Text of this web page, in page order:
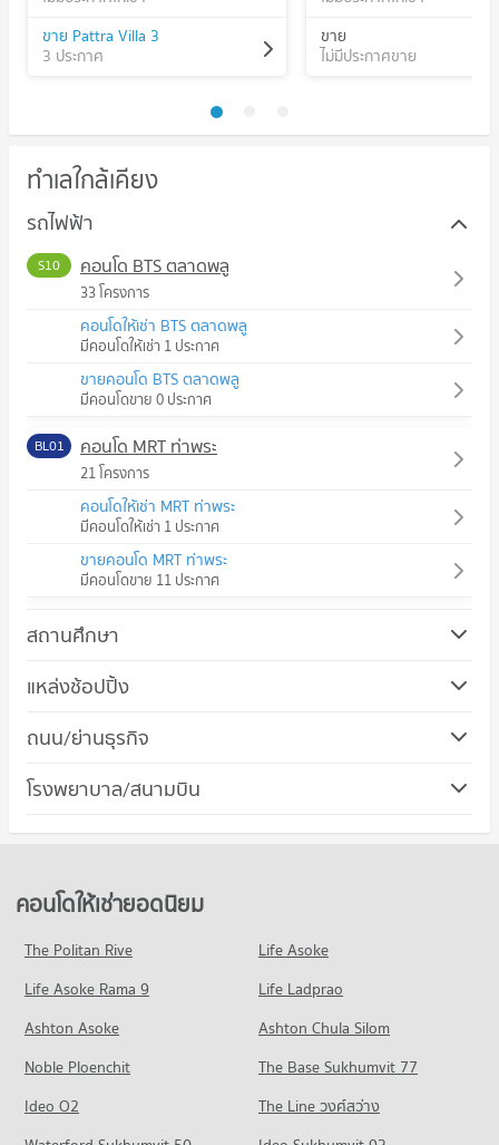
ขาย Pattra Villa 3
3 ประกาศ
ขาย
ไม่มีประกาศขาย
ทำเลใกล้เคียง
รถไฟฟ้า
S10 คอนโด BTS ตลาดพลู
33 โครงการ
คอนโดให้เช่า BTS ตลาดพลู
มีคอนโดให้เช่า 1 ประกาศ
ขายคอนโด BTS ตลาดพลู
มีคอนโดขาย 0 ประกาศ
BL01 คอนโด MRT ท่าพระ
21 โครงการ
คอนโดให้เช่า MRT ท่าพระ
มีคอนโดให้เช่า 1 ประกาศ
ขายคอนโด MRT ท่าพระ
มีคอนโดขาย 11 ประกาศ
สถานศึกษา
คอนโด วิทยาลัยอาชีวศึกษาธนบุรี
คอนโดให้เช่า วิทยาลัยอาชีวศึกษาธนบุรี
ขายคอนโด วิทยาลัยอาชีวศึกษาธนบุรี
376 โครงการ
คอนโดให้เช่า วิทยาลัยพณิชยการธนบุรี
มีคอนโดให้เช่า 84 ประกาศ
มีคอนโดขาย 150 ประกาศ
คอนโด ม.สยาม
555 โครงการ
คอนโดให้เช่า ม.สยาม
มีคอนโดให้เช่า 121 ประกาศ
แหล่งช้อปปิ้ง
คอนโด โรบินสัน ลาดหญ้า
คอนโดให้เช่า โรบินสัน ลาดหญ้า
คอนโด ฟิวเจอร์ พาร์ค บางแค
มีคอนโดให้เช่า 107 ประกาศ
ขายคอนโด ฟิวเจอร์ พาร์ค บางแค
289 โครงการ
ถนน/ย่านธุรกิจ
คอนโด เขตบางกอกใหญ่
คอนโดให้เช่า เขตบางกอกใหญ่
ขายคอนโด เขตบางกอกใหญ่
มีคอนโดขาย 14 ประกาศ
คอนโด ถนนเพชรเกษม
310 โครงการ
คอนโดให้เช่า ถนนเพชรเกษม
มีคอนโดให้เช่า 89 ประกาศ
ขายคอนโด ถนนเพชรเกษม
มีคอนโดขาย 223 ประกาศ
โรงพยาบาล/สนามบิน
คอนโด รพ.บางไผ่
คอนโดให้เช่า รพ.บางไผ่
มีคอนโดให้เช่า 43 ประกาศ
ขายคอนโด รพ.บางไผ่
83 โครงการ
คอนโดให้เช่า รพ.พญาไท 3
คอนโดให้เช่ายอดนิยม
The Politan Rive
Life Asoke
Life Asoke Rama 9
Life Ladprao
Ashton Asoke
Ashton Chula Silom
Noble Ploenchit
The Base Sukhumvit 77
Ideo O2
The Line วงศ์สว่าง